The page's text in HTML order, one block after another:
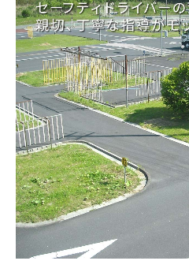
特別教育・特例教習
教育訓練給付制度
施設概要・アクセス・送迎バス
採用情報
募集要項